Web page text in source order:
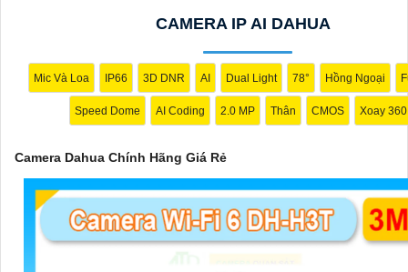
CAMERA IP AI DAHUA
Mic Và Loa IP66 3D DNR AI Dual Light 78° Hồng Ngoại
Speed Dome AI Coding 2.0 MP Thân CMOS Xoay 360
Camera Dahua Chính Hãng Giá Rẻ